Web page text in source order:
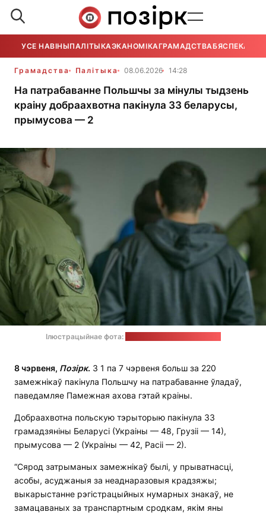
УСЕ НАВІНЫПАЛІТЫКАЭКАНОМІКАГРАМАДСТВАБЯСПЕКА
Грамадства Палітыка 08.06.2026 14:28
На патрабаванне Польшчы за мінулы тыдзень
краіну добраахвотна пакінула 33 беларусы,
прымусова — 2
Ілюстрацыйнае фота:
8 чэрвеня, Позірк. З 1 па 7 чэрвеня больш за 220
замежнікаў пакінула Польшчу на патрабаванне ўладаў,
паведамляе Памежная ахова гэтай краіны.
Добраахвотна польскую тэрыторыю пакінула 33
грамадзяніны Беларусі (Украіны — 48, Грузіі — 14),
прымусова — 2 (Украіны — 42, Расіі — 2).
“Сярод затрыманых замежнікаў былі, у прыватнасці,
асобы, асуджаныя за неаднаразовыя крадзяжы;
выкарыстанне рэгістрацыйных нумарных знакаў, не
замацаваных за транспартным сродкам, якім яны